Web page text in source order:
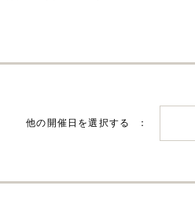
他の開催日を選択する